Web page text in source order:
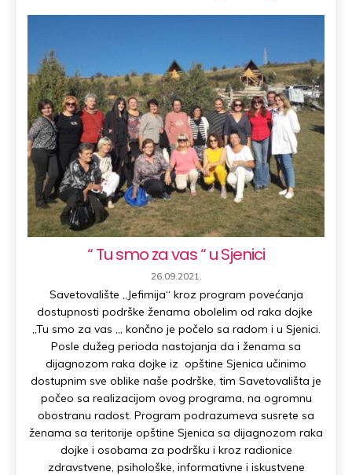
“ Tu smo za vas “ u Sjenici
PUBLISHED
26.09.2021.
Savetovalište „Jefimija“ kroz program povećanja
dostupnosti podrške ženama obolelim od raka dojke
„Tu smo za vas „, končno je počelo sa radom i u Sjenici.
Posle dužeg perioda nastojanja da i ženama sa
dijagnozom raka dojke iz opštine Sjenica učinimo
dostupnim sve oblike naše podrške, tim Savetovališta je
počeo sa realizacijom ovog programa, na ogromnu
obostranu radost. Program podrazumeva susrete sa
ženama sa teritorije opštine Sjenica sa dijagnozom raka
dojke i osobama za podršku i kroz radionice
zdravstvene, psihološke, informativne i iskustvene